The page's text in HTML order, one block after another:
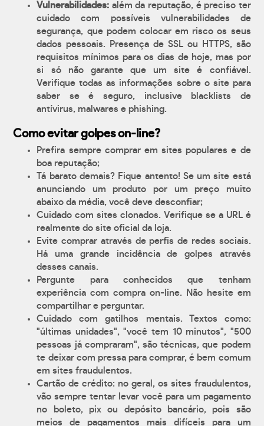
Vulnerabilidades: além da reputação, é preciso ter
cuidado com possíveis vulnerabilidades de
segurança, que podem colocar em risco os seus
dados pessoais. Presença de SSL ou HTTPS, são
requisitos mínimos para os dias de hoje, mas por
si só não garante que um site é confiável.
Verifique todas as informações sobre o site para
saber se é seguro, inclusive blacklists de
antívirus, malwares e phishing.
Como evitar golpes on-line?
Prefira sempre comprar em sites populares e de
boa reputação;
Tá barato demais? Fique antento! Se um site está
anunciando um produto por um preço muito
abaixo da média, você deve desconfiar;
Cuidado com sites clonados. Verifique se a URL é
realmente do site oficial da loja.
Evite comprar através de perfis de redes sociais.
Há uma grande incidência de golpes através
desses canais.
Pergunte para conhecidos que tenham
experiência com compra on-line. Não hesite em
compartilhar e perguntar.
Cuidado com gatilhos mentais. Textos como:
"últimas unidades", "você tem 10 minutos", "500
pessoas já compraram", são técnicas, que podem
te deixar com pressa para comprar, é bem comum
em sites fraudulentos.
Cartão de crédito: no geral, os sites fraudulentos,
vão sempre tentar levar você para um pagamento
no boleto, pix ou depósito bancário, pois são
meios de pagamentos mais difíceis para um